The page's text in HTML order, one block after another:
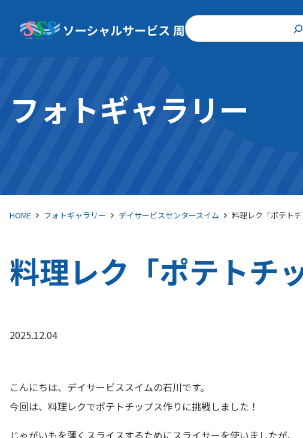
検
索
フォトギャラリー
HOME フォトギャラリー デイサービスセンタースイム 料理レク「ポテト
料理レク「ポテトチ
2025.12.04
こんにちは、デイサービススイムの石川です。
今回は、料理レクでポテトチップス作りに挑戦しました！
じゃがいもを薄くスライスするためにスライサーを使いましたが